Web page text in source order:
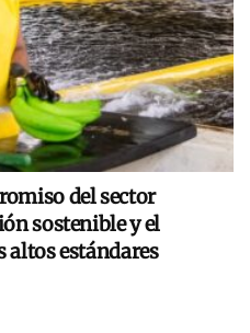
del sector
sostenible y el
estándares